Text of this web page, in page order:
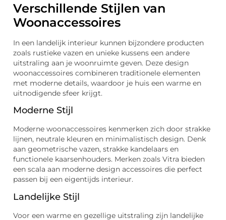
Verschillende Stijlen van
Woonaccessoires
In een landelijk interieur kunnen bijzondere producten
zoals rustieke vazen en unieke kussens een andere
uitstraling aan je woonruimte geven. Deze design
woonaccessoires combineren traditionele elementen
met moderne details, waardoor je huis een warme en
uitnodigende sfeer krijgt.
Moderne Stijl
Moderne woonaccessoires kenmerken zich door strakke
lijnen, neutrale kleuren en minimalistisch design. Denk
aan geometrische vazen, strakke kandelaars en
functionele kaarsenhouders. Merken zoals Vitra bieden
een scala aan moderne design accessoires die perfect
passen bij een eigentijds interieur.
Landelijke Stijl
Voor een warme en gezellige uitstraling zijn landelijke